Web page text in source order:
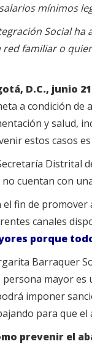
mínimos
Social
red familiar o
D.C., junio
a condición de
y salud,
estos casos
Distrital
no cuentan con
el fin de
canales
porque
Barraquer
persona mayor es
imponer
para que el
prevenir el